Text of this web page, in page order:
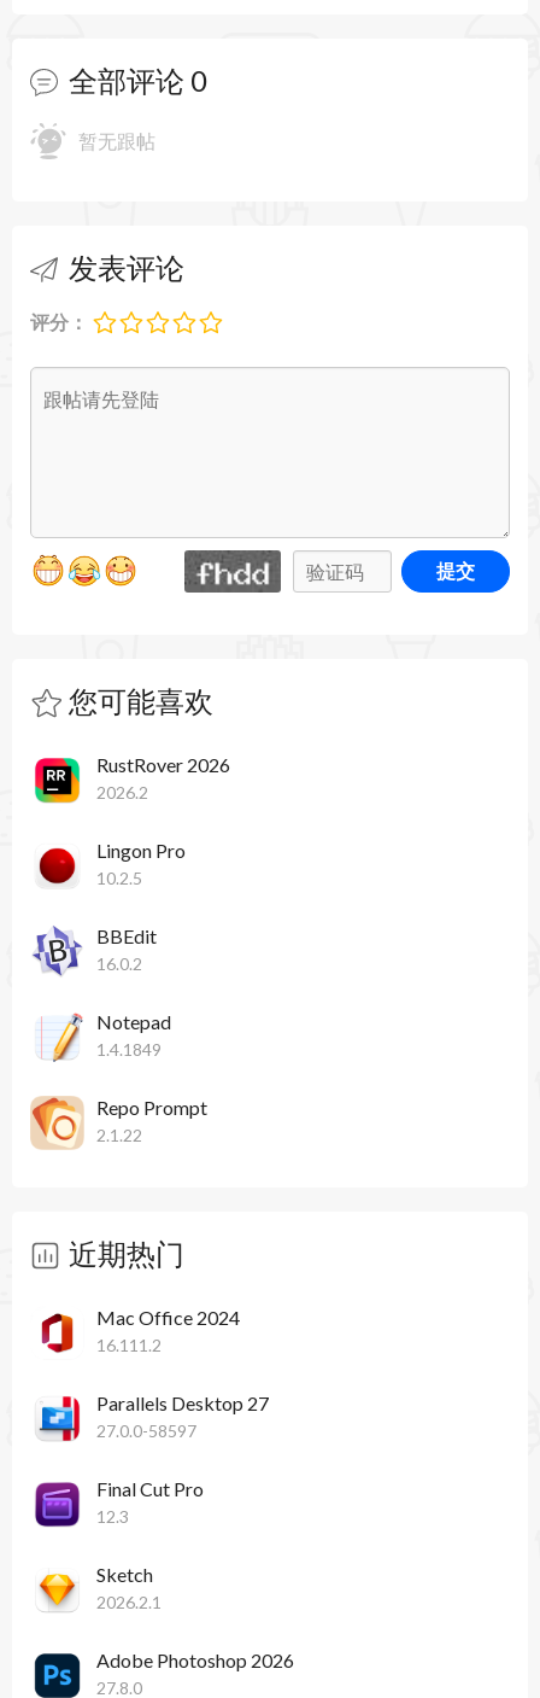
FastScripts 3.3.3的新功能：
的错误
修复在某些情况下阻止“创建脚本文件夹”项目工作
的错误
改进使用箭头键的菜单导航功能
菜单的风格
度的错误
修复导致调用的脚本崩溃时 FastScripts 崩溃的错
误
避免启动时 FastScripts 菜单出现短暂闪烁
全部评论 0
暂无跟帖
发表评论
评分：
提交
您可能喜欢
RustRover 2026
2026.2
Lingon Pro
10.2.5
BBEdit
16.0.2
Notepad
1.4.1849
Repo Prompt
2.1.22
近期热门
Mac Office 2024
16.111.2
Parallels Desktop 27
27.0.0-58597
Final Cut Pro
12.3
Sketch
2026.2.1
Adobe Photoshop 2026
27.8.0